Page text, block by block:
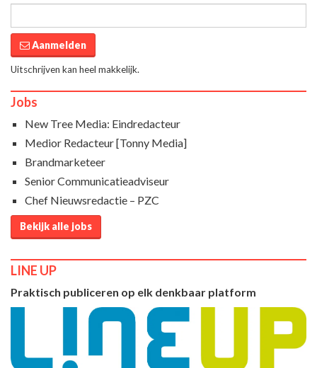
Aanmelden
Uitschrijven kan heel makkelijk.
Jobs
New Tree Media: Eindredacteur
Medior Redacteur [Tonny Media]
Brandmarketeer
Senior Communicatieadviseur
Chef Nieuwsredactie – PZC
Bekijk alle jobs
LINE UP
Praktisch publiceren op elk denkbaar platform